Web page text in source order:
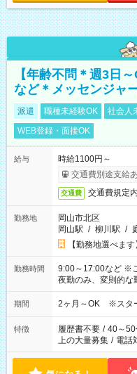
【年齢不問＊週3日
など＊メッセンジャ
派遣 職種未経験OK 社会人
WEB登録・面接OK
給与
時給1100円～
交通費別途支給
交通費 交通費規定
勤務地
岡山市北区
岡山駅 / 柳川駅 /
【勤務地選べま
勤務時間
9:00～17:00など ※ご希望の時間帯をご相談ください。 ※日勤、
夜勤のみ、変則的な
期間 2ヶ月～OK ※スタ
特徴 履歴書不要 / 40～50
上の大量募集 / 電話